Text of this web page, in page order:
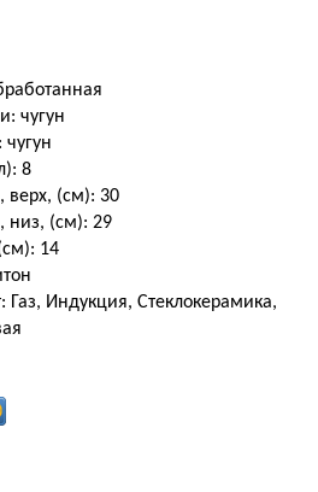
чугун
8
верх, (см): 30
низ, (см): 29
14
Газ, Индукция, Стеклокерамика,